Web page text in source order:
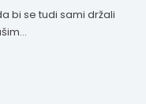
bi se tudi sami držali